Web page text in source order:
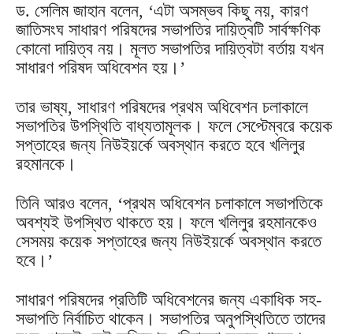
ড. সেলিম জাহান বলেন, ‘এটা অসম্ভব কিছু নয়, কারণ
জাতিসংঘ সাধারণ পরিষদের সভাপতির দায়িত্বটি সার্বক্ষণিক
কোনো দায়িত্ব নয়। মূলত সভাপতির দায়িত্বটা বর্তায় যখন
সাধারণ পরিষদ অধিবেশন হয়।’
তার ভাষ্য, সাধারণ পরিষদের প্রথম অধিবেশন চলাকালে
সভাপতির উপস্থিতি বাধ্যতামূলক। ফলে সেপ্টেম্বরে কয়েক
সপ্তাহের জন্য নিউইয়র্কে অবস্থান করতে হবে খলিলুর
রহমানকে।
তিনি আরও বলেন, ‘প্রথম অধিবেশন চলাকালে সভাপতিকে
অবশ্যই উপস্থিত থাকতে হয়। ফলে খলিলুর রহমানকেও
সেসময় কয়েক সপ্তাহের জন্য নিউইয়র্কে অবস্থান করতে
হবে।’
সাধারণ পরিষদের প্রতিটি অধিবেশনের জন্য একাধিক সহ-
সভাপতি নির্বাচিত থাকেন। সভাপতির অনুপস্থিতিতে তাদের